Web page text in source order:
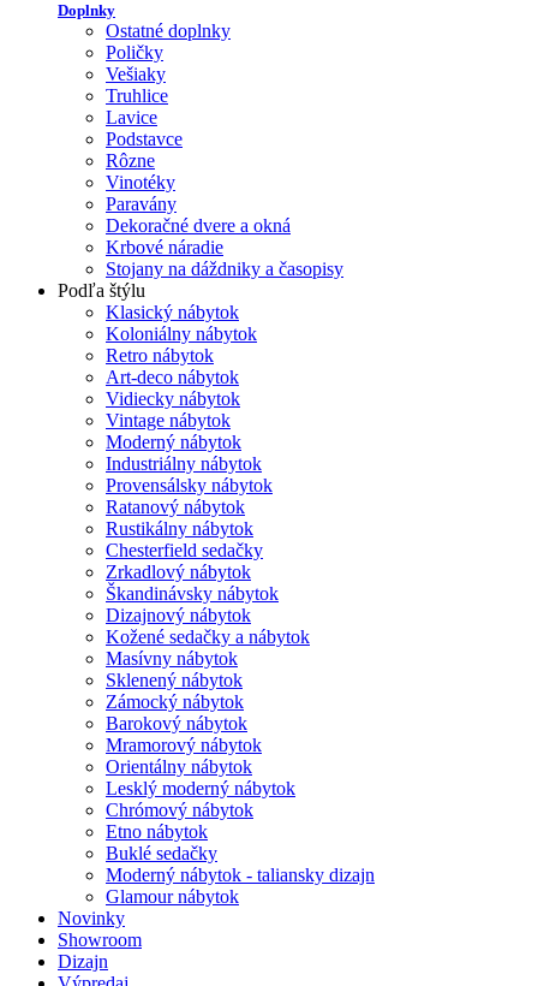
Doplnky
Ostatné doplnky
Poličky
Vešiaky
Truhlice
Lavice
Podstavce
Rôzne
Vinotéky
Paravány
Dekoračné dvere a okná
Krbové náradie
Stojany na dáždniky a časopisy
Podľa štýlu
Klasický nábytok
Koloniálny nábytok
Retro nábytok
Art-deco nábytok
Vidiecky nábytok
Vintage nábytok
Moderný nábytok
Industriálny nábytok
Provensálsky nábytok
Ratanový nábytok
Rustikálny nábytok
Chesterfield sedačky
Zrkadlový nábytok
Škandinávsky nábytok
Dizajnový nábytok
Kožené sedačky a nábytok
Masívny nábytok
Sklenený nábytok
Zámocký nábytok
Barokový nábytok
Mramorový nábytok
Orientálny nábytok
Lesklý moderný nábytok
Chrómový nábytok
Etno nábytok
Buklé sedačky
Moderný nábytok - taliansky dizajn
Glamour nábytok
Novinky
Showroom
Dizajn